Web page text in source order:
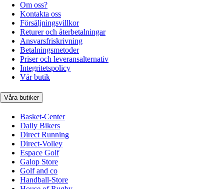
Om oss?
Kontakta oss
Försäljningsvillkor
Returer och återbetalningar
Ansvarsfriskrivning
Betalningsmetoder
Priser och leveransalternativ
Integritetspolicy
Vår butik
Våra butiker
Basket-Center
Daily Bikers
Direct Running
Direct-Volley
Espace Golf
Galop Store
Golf and co
Handball-Store